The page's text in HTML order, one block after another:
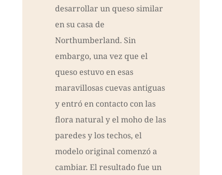
desarrollar un queso similar
en su casa de
Northumberland. Sin
embargo, una vez que el
queso estuvo en esas
maravillosas cuevas antiguas
y entró en contacto con las
flora natural y el moho de las
paredes y los techos, el
modelo original comenzó a
cambiar. El resultado fue un